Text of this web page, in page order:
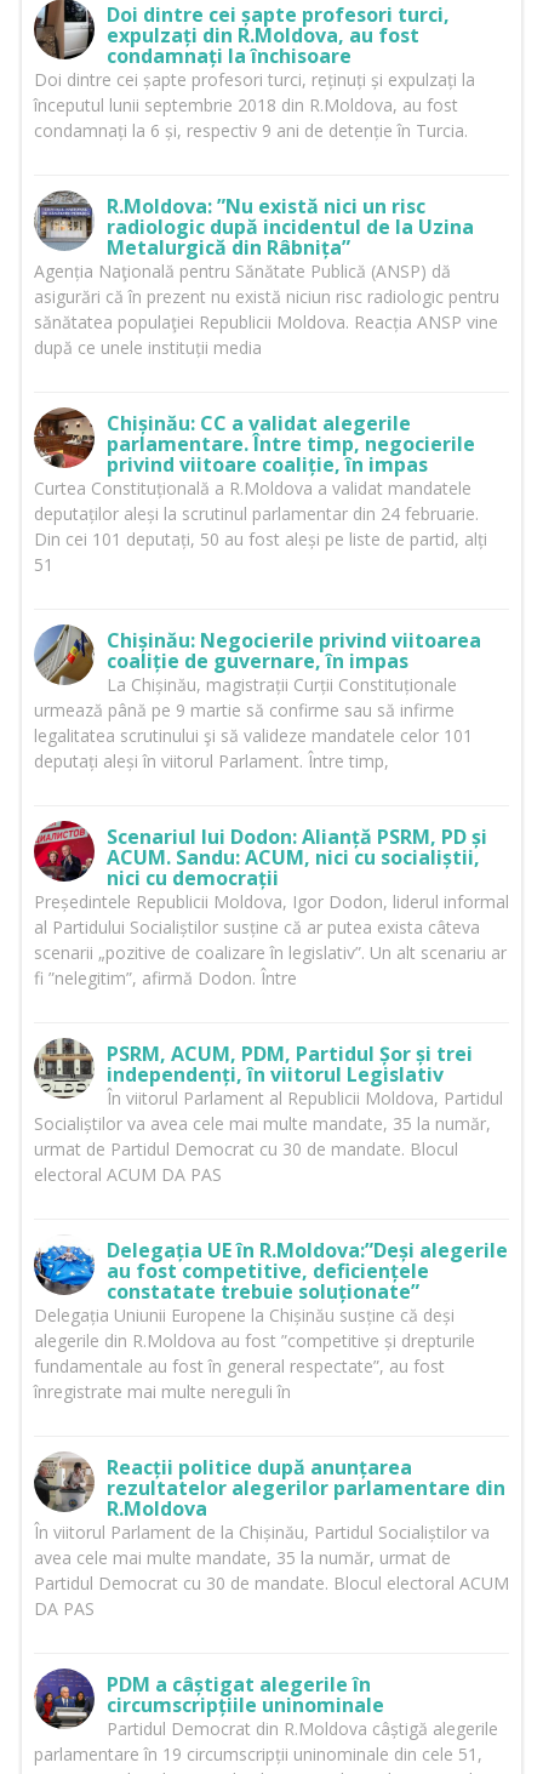
Doi dintre cei șapte profesori turci,
expulzați din R.Moldova, au fost
condamnați la închisoare
Doi dintre cei șapte profesori turci, reținuți și expulzați la
începutul lunii septembrie 2018 din R.Moldova, au fost
condamnați la 6 și, respectiv 9 ani de detenție în Turcia.
R.Moldova: ”Nu există nici un risc
radiologic după incidentul de la Uzina
Metalurgică din Râbnița”
Agenția Naţională pentru Sănătate Publică (ANSP) dă
asigurări că în prezent nu există niciun risc radiologic pentru
sănătatea populaţiei Republicii Moldova. Reacția ANSP vine
după ce unele instituții media
Chișinău: CC a validat alegerile
parlamentare. Între timp, negocierile
privind viitoare coaliție, în impas
Curtea Constituțională a R.Moldova a validat mandatele
deputaților aleși la scrutinul parlamentar din 24 februarie.
Din cei 101 deputați, 50 au fost aleși pe liste de partid, alți
51
Chișinău: Negocierile privind viitoarea
coaliție de guvernare, în impas
La Chișinău, magistrații Curții Constituționale
urmează până pe 9 martie să confirme sau să infirme
legalitatea scrutinului şi să valideze mandatele celor 101
deputați aleși în viitorul Parlament. Între timp,
Scenariul lui Dodon: Alianță PSRM, PD și
ACUM. Sandu: ACUM, nici cu socialiștii,
nici cu democrații
Președintele Republicii Moldova, Igor Dodon, liderul informal
al Partidului Socialiștilor susține că ar putea exista câteva
scenarii „pozitive de coalizare în legislativ”. Un alt scenariu ar
fi ”nelegitim”, afirmă Dodon. Între
PSRM, ACUM, PDM, Partidul Șor și trei
independenți, în viitorul Legislativ
În viitorul Parlament al Republicii Moldova, Partidul
Socialiștilor va avea cele mai multe mandate, 35 la număr,
urmat de Partidul Democrat cu 30 de mandate. Blocul
electoral ACUM DA PAS
Delegația UE în R.Moldova:”Deși alegerile
au fost competitive, deficiențele
constatate trebuie soluționate”
Delegația Uniunii Europene la Chișinău susține că deși
alegerile din R.Moldova au fost ”competitive și drepturile
fundamentale au fost în general respectate”, au fost
înregistrate mai multe nereguli în
Reacții politice după anunțarea
rezultatelor alegerilor parlamentare din
R.Moldova
În viitorul Parlament de la Chișinău, Partidul Socialiștilor va
avea cele mai multe mandate, 35 la număr, urmat de
Partidul Democrat cu 30 de mandate. Blocul electoral ACUM
DA PAS
PDM a câștigat alegerile în
circumscripțiile uninominale
Partidul Democrat din R.Moldova câștigă alegerile
parlamentare în 19 circumscripții uninominale din cele 51,